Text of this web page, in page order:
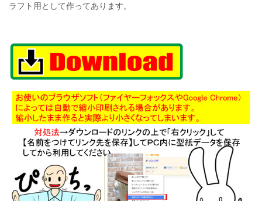
ラフト用として作ってあります。